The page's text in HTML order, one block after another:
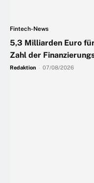
Fintech-News
5,3 Milliarden Euro
Zahl der
Redaktion 07/08/2026